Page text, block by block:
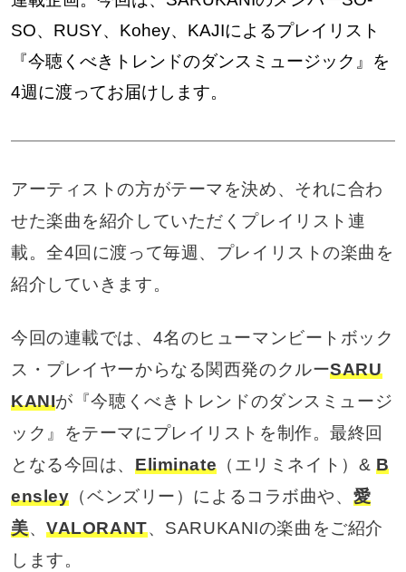
SO、RUSY、Kohey、KAJIによるプレイリスト
『今聴くべきトレンドのダンスミュージック』を
4週に渡ってお届けします。
アーティストの方がテーマを決め、それに合わ
せた楽曲を紹介していただくプレイリスト連
載。全4回に渡って毎週、プレイリストの楽曲を
紹介していきます。
今回の連載では、4名のヒューマンビートボック
ス・プレイヤーからなる関西発のクルーSARU
KANIが『今聴くべきトレンドのダンスミュージ
ック』をテーマにプレイリストを制作。最終回
となる今回は、 Eliminate （エリミネイト）& B
ensley （ベンズリー）によるコラボ曲や、 愛
美、VALORANT、SARUKANIの楽曲をご紹介
します。